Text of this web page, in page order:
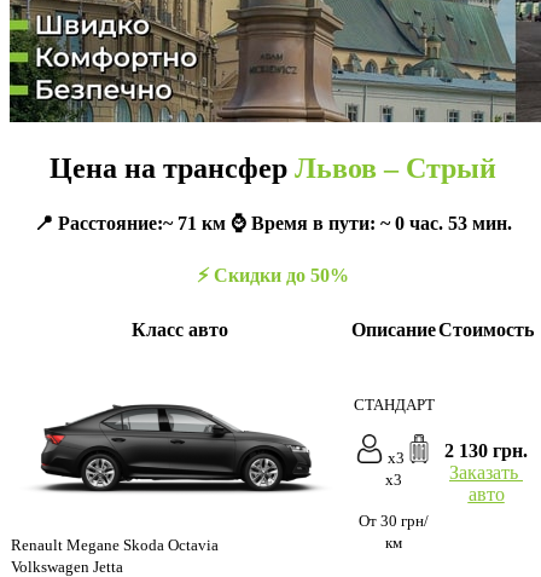
Цена на трансфер Львов – Стрый
📍 Расстояние:~ 71 км ⌚️ Время в пути: ~ 0 час. 53 мин.
⚡️ Скидки до 50%
Класс авто ОписаниеСтоимость
Renault Megane Skoda Octavia
Volkswagen Jetta
СТАНДАРТ
x3
x3
От 30 грн/
км
2 130 грн.
Заказать
авто